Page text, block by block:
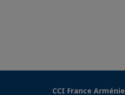
CCI France Arménie